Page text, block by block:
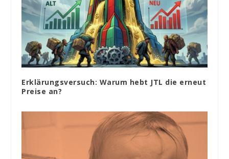
Erklärungsversuch: Warum hebt JTL die erneut
Preise an?